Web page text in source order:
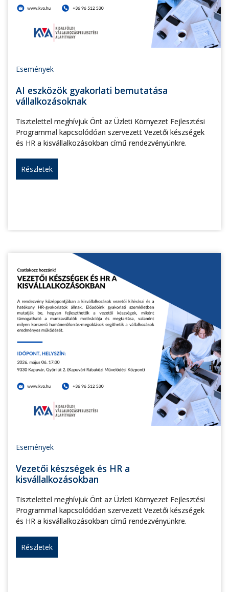
Események
AI eszközök gyakorlati bemutatása
vállalkozásoknak
Tisztelettel meghívjuk Önt az Üzleti Környezet Fejlesztési
Programmal kapcsolódóan szervezett Vezetői készségek
és HR a kisvállalkozásokban című rendezvényünkre.
Részletek
Események
Vezetői készségek és HR a
kisvállalkozásokban
Tisztelettel meghívjuk Önt az Üzleti Környezet Fejlesztési
Programmal kapcsolódóan szervezett Vezetői készségek
és HR a kisvállalkozásokban című rendezvényünkre.
Részletek